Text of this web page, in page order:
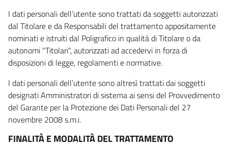
I dati personali dell’utente sono trattati da soggetti autorizzati
dal Titolare e da Responsabili del trattamento appositamente
nominati e istruiti dal Poligrafico in qualità di Titolare o da
autonomi "Titolari", autorizzati ad accedervi in forza di
disposizioni di legge, regolamenti e normative.
I dati personali dell’utente sono altresì trattati dai soggetti
designati Amministratori di sistema ai sensi del Provvedimento
del Garante per la Protezione dei Dati Personali del 27
novembre 2008 s.m.i.
FINALITÀ E MODALITÀ DEL TRATTAMENTO